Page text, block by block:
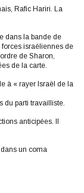
Rafic Hariri. La
dans la bande de
israéliennes de
de Sharon,
de la carte.
à « rayer Israël de la
du parti travailliste.
anticipées. Il
un coma